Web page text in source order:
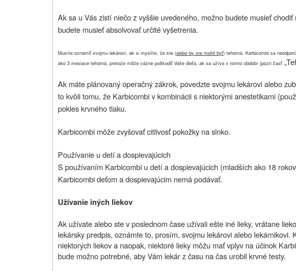
Ak sa u Vás zistí niečo z vyššie uvedeného, možno budete musieť
budete musieť absolvovať určité vyšetrenia.
Musíte oznámiť svojmu lekárovi, ak si myslíte, že ste (alebo by ste mohli byť) tehotná. Karbicombi sa
ako 3 mesiace tehotná, pretože môže vážne poškodiť Vaše dieťa, ak sa užíva v tomto období (pozri časť
Ak máte plánovaný operačný zákrok, povedzte svojmu lekárovi alebo
to kvôli tomu, že Karbicombi v kombinácii s niektorými anestetikami
pokles krvného tlaku.
Karbicombi môže zvyšovať citlivosť pokožky na slnko.
Používanie u detí a dospievajúcich
S používaním Karbicombi u detí a dospievajúcich (mladších ako 18
Karbicombi deťom a dospievajúcim nemá podávať.
Užívanie iných liekov
Ak užívate alebo ste v poslednom čase užívali ešte iné lieky, vrátane
lekársky predpis, oznámte to, prosím, svojmu lekárovi alebo lekárnikovi.
niektorých liekov a naopak, niektoré lieky môžu mať vplyv na účinok
bude možno potrebné, aby Vám lekár z času na čas urobil krvné testy.